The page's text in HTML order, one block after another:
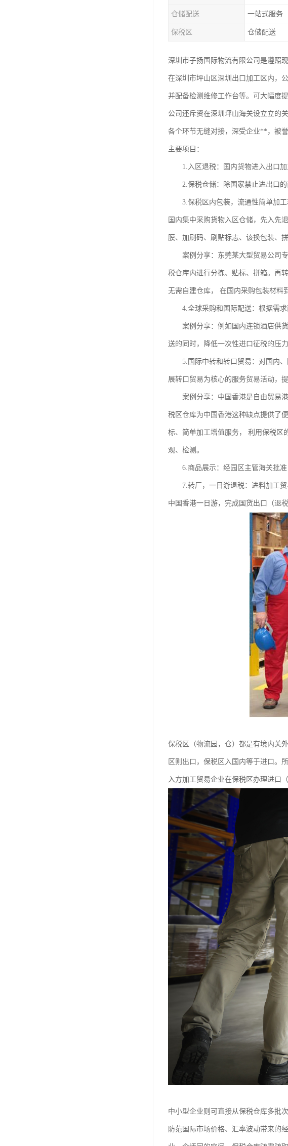
仓储配送 一站式服务
保税区 仓储配送
深圳市子扬国际物流有限公司是遵照
在深圳市坪山区深圳出口加工区内，
并配备检测维修工作台等。可大幅度
公司还斥资在深圳坪山海关设立立的
各个环节无缝对接，深受企业**，被
主要项目：
1.入区退税：国内货物进入出口加
2.保税仓储：除国家禁止进出口的
3.保税区内包装，流通性简单加工
国内集中采购货物入区仓储，先入先
膜、加刷码、刷贴标志、该换包装、
案例分享：东莞某大型贸易公司专
税仓库内进行分拣、贴标、拼箱。再
无需自建仓库， 在国内采购包装材料
4.全球采购和国际配送：根据需求
案例分享：例如国内连锁酒店供货
送的同时，降低一次性进口征税的压
5.国际中转和转口贸易：对国内、
展转口贸易为核心的服务贸易活动，提
案例分享：中国香港是自由贸易港
税区仓库为中国香港这种缺点提供了
标、简单加工增值服务， 利用保税区
观、检测。
6.商品展示：经园区主管海关批准
7.转厂，一日游退税：进料加工贸
中国香港一日游，完成国货出口（退
保税区（物流园，仓）都是有境内关
区则出口，保税区入国内等于进口。
入方加工贸易企业在保税区办理进口
中小型企业则可直接从保税仓库多批
防范国际市场价格、汇率波动带来的